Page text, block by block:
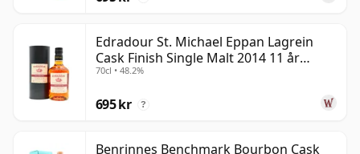
Edradour St. Michael Eppan Lagrein
Cask Finish Single Malt 2014 11 år
gammal
70cl • 48.2%
695 kr ?
Benrinnes Benchmark Bourbon Cask